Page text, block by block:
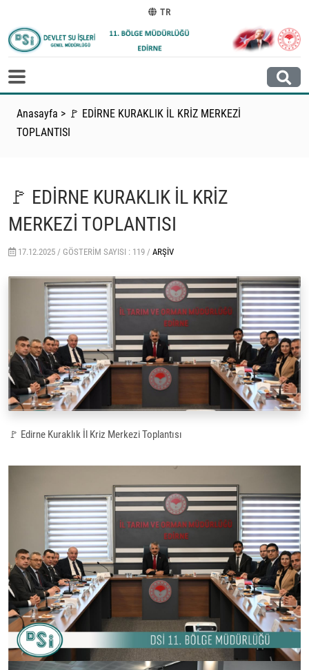
TR
Anasayfa > 🚩 EDİRNE KURAKLIK İL KRİZ MERKEZİ
TOPLANTISI
🚩 EDİRNE KURAKLIK İL KRİZ
MERKEZİ TOPLANTISI
17.12.2025 / GÖSTERIM SAYISI : 119 / ARŞIV
🚩 Edirne Kuraklık İl Kriz Merkezi Toplantısı